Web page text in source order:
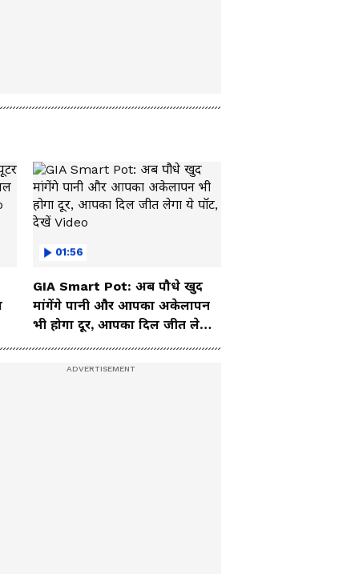
01:56
GIA Smart Pot: अब पौधे खुद
मांगेंगे पानी और आपका अकेलापन
भी होगा दूर, आपका दिल जीत लेगा
ये पॉट, देखें Video